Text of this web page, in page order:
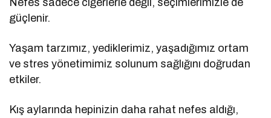
güçlenir.
Yaşam tarzımız, yediklerimiz, yaşadığımız ortam
ve stres yönetimimiz solunum sağlığını doğrudan
etkiler.
Kış aylarında hepinizin daha rahat nefes aldığı,